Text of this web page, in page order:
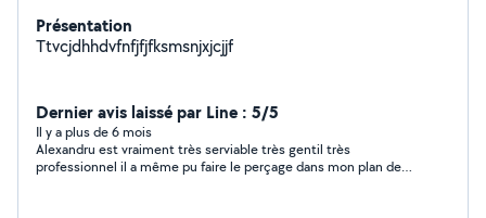
Présentation
Ttvcjdhhdvfnfjfjfksmsnjxjcjjf
Dernier avis laissé par Line : 5/5
Il y a plus de 6 mois
Alexandru est vraiment très serviable très gentil très
professionnel il a même pu faire le perçage dans mon plan de